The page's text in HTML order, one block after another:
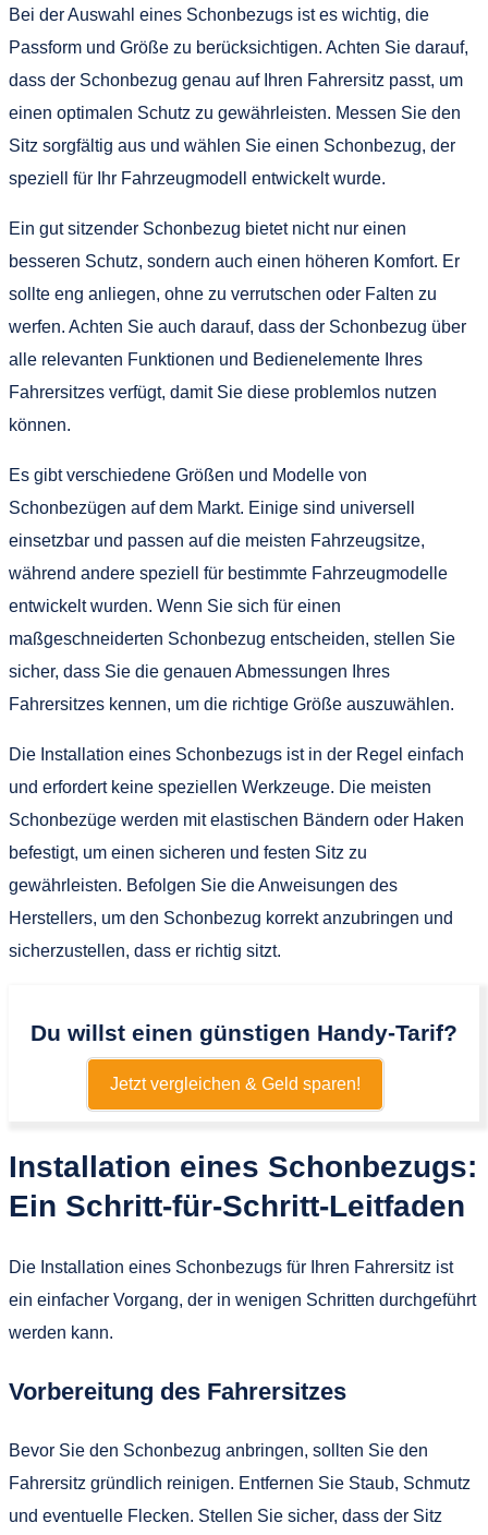
Bei der Auswahl eines Schonbezugs ist es wichtig, die
Passform und Größe zu berücksichtigen. Achten Sie darauf,
dass der Schonbezug genau auf Ihren Fahrersitz passt, um
einen optimalen Schutz zu gewährleisten. Messen Sie den
Sitz sorgfältig aus und wählen Sie einen Schonbezug, der
speziell für Ihr Fahrzeugmodell entwickelt wurde.
Ein gut sitzender Schonbezug bietet nicht nur einen
besseren Schutz, sondern auch einen höheren Komfort. Er
sollte eng anliegen, ohne zu verrutschen oder Falten zu
werfen. Achten Sie auch darauf, dass der Schonbezug über
alle relevanten Funktionen und Bedienelemente Ihres
Fahrersitzes verfügt, damit Sie diese problemlos nutzen
können.
Es gibt verschiedene Größen und Modelle von
Schonbezügen auf dem Markt. Einige sind universell
einsetzbar und passen auf die meisten Fahrzeugsitze,
während andere speziell für bestimmte Fahrzeugmodelle
entwickelt wurden. Wenn Sie sich für einen
maßgeschneiderten Schonbezug entscheiden, stellen Sie
sicher, dass Sie die genauen Abmessungen Ihres
Fahrersitzes kennen, um die richtige Größe auszuwählen.
Die Installation eines Schonbezugs ist in der Regel einfach
und erfordert keine speziellen Werkzeuge. Die meisten
Schonbezüge werden mit elastischen Bändern oder Haken
befestigt, um einen sicheren und festen Sitz zu
gewährleisten. Befolgen Sie die Anweisungen des
Herstellers, um den Schonbezug korrekt anzubringen und
sicherzustellen, dass er richtig sitzt.
Du willst einen günstigen Handy-Tarif?
Jetzt vergleichen & Geld sparen!
Installation eines Schonbezugs:
Ein Schritt-für-Schritt-Leitfaden
Die Installation eines Schonbezugs für Ihren Fahrersitz ist
ein einfacher Vorgang, der in wenigen Schritten durchgeführt
werden kann.
Vorbereitung des Fahrersitzes
Bevor Sie den Schonbezug anbringen, sollten Sie den
Fahrersitz gründlich reinigen. Entfernen Sie Staub, Schmutz
und eventuelle Flecken. Stellen Sie sicher, dass der Sitz